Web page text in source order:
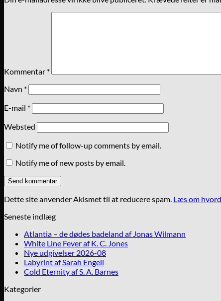
Kommentar *
Navn *
E-mail *
Websted
Notify me of follow-up comments by email.
Notify me of new posts by email.
Dette site anvender Akismet til at reducere spam. Læs om
Seneste indlæg
Atlantia – de dødes badeland af Jonas Wilmann
White Line Fever af K. C. Jones
Nye udgivelser 2026-08
Labyrint af Sarah Engell
Cold Eternity af S. A. Barnes
Kategorier